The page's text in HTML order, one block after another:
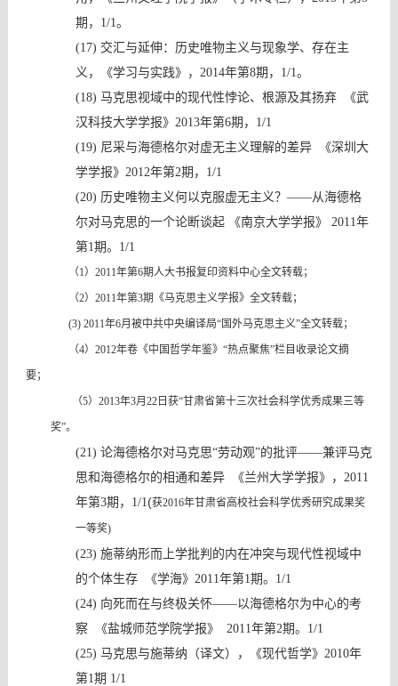
期，1/1。
(17) 交汇与延伸：历史唯物主义与现象学、存在主
义，《学习与实践》， 2014年第8期，1/1。
(18) 马克思视域中的现代性悖论、根源及其扬弃
《武
汉科技大学学报》 2013年第6期，1/1
(19) 尼采与海德格尔对虚无主义理解的差异
《深圳大
学学报》 2012年第2期，1/1
(20) 历史唯物主义何以克服虚无主义？ ——从海德格
尔对马克思的一个论断谈起 《南京大学学报》 2011年
第1期。1/1
（1）2011年第6期人大书报复印资料中心全文转载；
（2）2011年第3期《马克思主义学报》全文转载；
(3) 2011年6月被中共中央编译局“国外马克思主义”全文转载；
（4）2012年卷《中国哲学年鉴》“热点聚焦”栏目收录论文摘
要；
（5）2013年3月22日获“甘肃省第十三次社会科学优秀成果三等
奖”。
(21) 论海德格尔对马克思“劳动观”的批评——兼评马克
思和海德格尔的相通和差异 《兰州大学学报》，2011
年第3期， 1/1(获2016年甘肃省高校社会科学优秀研究成果奖
一等奖)
(23) 施蒂纳形而上学批判的内在冲突与现代性视域中
的个体生存
《学海》 2011年第1期。1/1
(24) 向死而在与终极关怀——以海德格尔为中心的考
察 《盐城师范学院学报》 2011年第2期。1/1
(25) 马克思与施蒂纳（译文），《现代哲学》 2010年
第1期 1/1